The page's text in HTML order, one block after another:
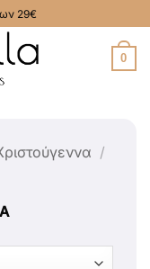
29€
0
/